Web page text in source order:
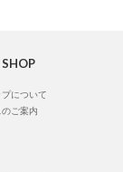
について
ご案内